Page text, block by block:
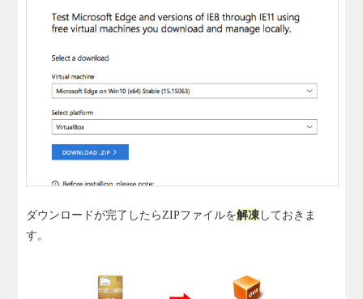
ダウンロードが完了したらZIPファイルを解凍しておきま
す。